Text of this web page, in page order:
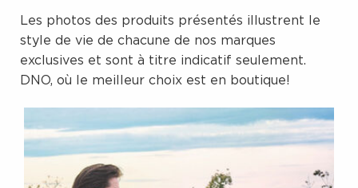
Les photos des produits présentés illustrent le
style de vie de chacune de nos marques
exclusives et sont à titre indicatif seulement.
DNO, où le meilleur choix est en boutique!